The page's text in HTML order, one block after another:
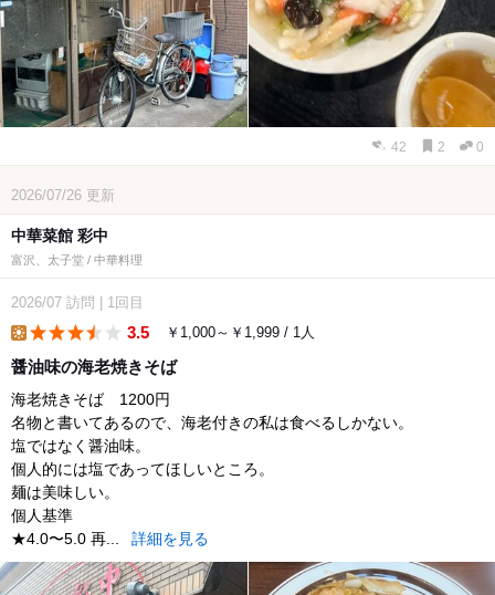
42 2 0
2026/07/26 更新
中華菜館 彩中
富沢、太子堂 / 中華料理
2026/07 訪問 1回目
3.5 ￥1,000～￥1,999 / 1人
醤油味の海老焼きそば
海老焼きそば 1200円
名物と書いてあるので、海老付きの私は食べるしかない。
塩ではなく醤油味。
個人的には塩であってほしいところ。
麺は美味しい。
個人基準
★4.0〜5.0 再...
詳細を見る